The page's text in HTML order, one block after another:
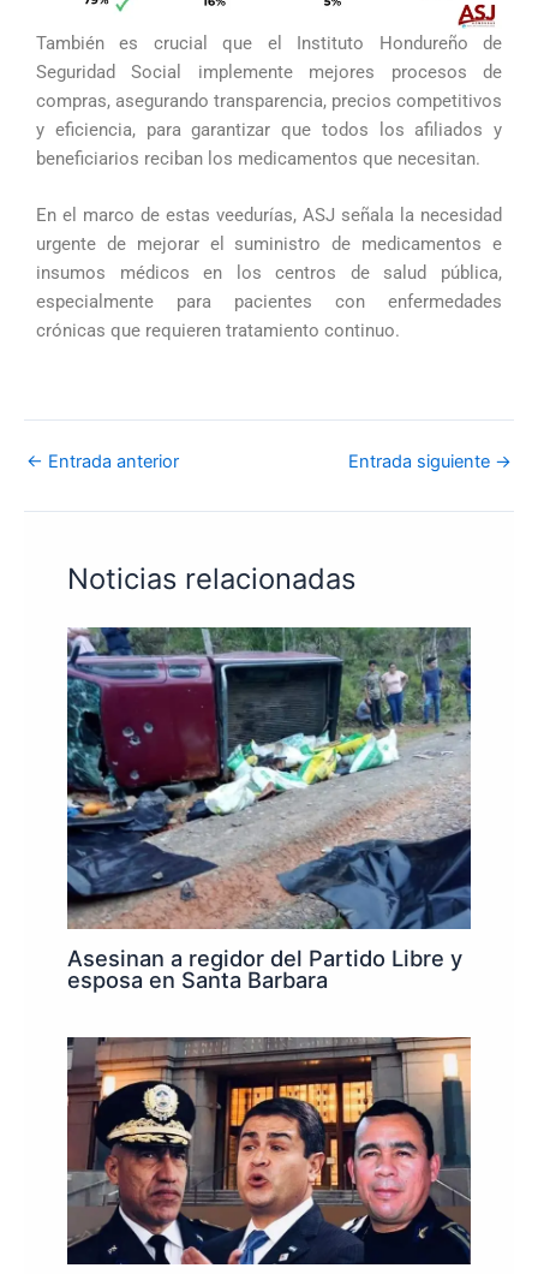
También es crucial que el Instituto Hondureño de
Seguridad Social implemente mejores procesos de
compras, asegurando transparencia, precios competitivos
y eficiencia, para garantizar que todos los afiliados y
beneficiarios reciban los medicamentos que necesitan.
En el marco de estas veedurías, ASJ señala la necesidad
urgente de mejorar el suministro de medicamentos e
insumos médicos en los centros de salud pública,
especialmente para pacientes con enfermedades
crónicas que requieren tratamiento continuo.
← Entrada anterior Entrada siguiente →
Noticias relacionadas
Asesinan a regidor del Partido Libre y
esposa en Santa Barbara